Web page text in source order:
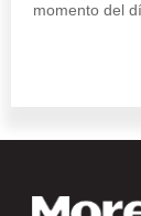
momento del